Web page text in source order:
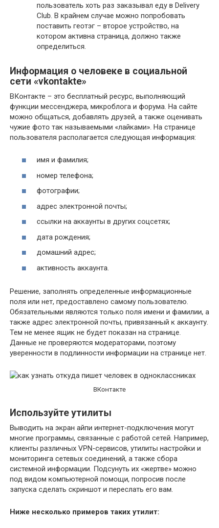
пользователь хоть раз заказывал еду в Delivery
Club. В крайнем случае можно попробовать
поставить геотэг – второе устройство, на
котором активна страница, должно также
определиться.
Информация о человеке в социальной
сети «vkontakte»
ВКонтакте – это бесплатный ресурс, выполняющий
функции мессенджера, микроблога и форума. На сайте
можно общаться, добавлять друзей, а также оценивать
чужие фото так называемыми «лайками». На странице
пользователя располагается следующая информация:
имя и фамилия;
номер телефона;
фотографии;
адрес электронной почты;
ссылки на аккаунты в других соцсетях;
дата рождения;
домашний адрес;
активность аккаунта.
Решение, заполнять определенные информационные
поля или нет, предоставлено самому пользователю.
Обязательными являются только поля имени и фамилии, а
также адрес электронной почты, привязанный к аккаунту.
Тем не менее ящик не будет показан на странице.
Данные не проверяются модераторами, поэтому
уверенности в подлинности информации на странице нет.
ВКонтакте
Используйте утилиты
Выводить на экран айпи интернет-подключения могут
многие программы, связанные с работой сетей. Например,
клиенты различных VPN-сервисов, утилиты настройки и
мониторинга сетевых соединений, а также сбора
системной информации. Подсунуть их «жертве» можно
под видом компьютерной помощи, попросив после
запуска сделать скриншот и переслать его вам.
Ниже несколько примеров таких утилит: